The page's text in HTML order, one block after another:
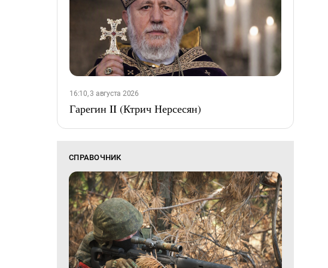
16:10, 3 августа 2026
Гарегин II (Ктрич Нерсесян)
СПРАВОЧНИК